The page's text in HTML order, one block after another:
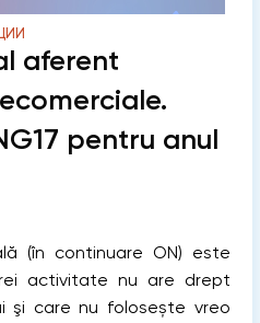
aferent
pentru anul
(în continuare ON) este
activitate nu are drept
şi care nu folosește vreo